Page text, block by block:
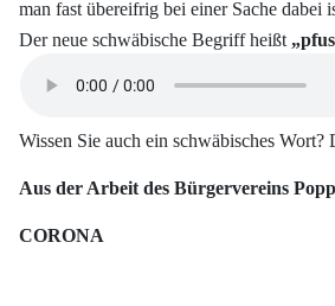
man fast übereifrig bei einer Sache dabei
Der neue schwäbische Begriff heißt
Wissen Sie auch ein schwäbisches
Aus der Arbeit des Bürgervereins
CORONA